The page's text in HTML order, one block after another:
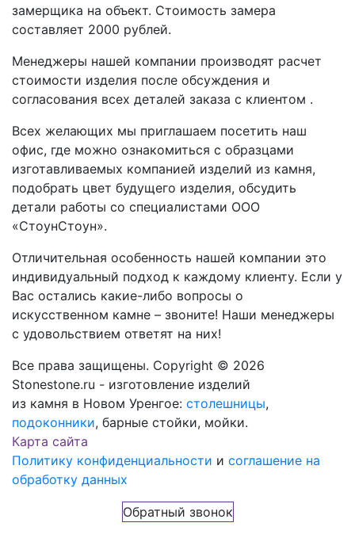
замерщика на объект. Стоимость замера
составляет 2000 рублей.
Менеджеры нашей компании производят расчет
стоимости изделия после обсуждения и
согласования всех деталей заказа с клиентом .
Всех желающих мы приглашаем посетить наш
офис, где можно ознакомиться с образцами
изготавливаемых компанией изделий из камня,
подобрать цвет будущего изделия, обсудить
детали работы со специалистами ООО
«СтоунСтоун».
Отличительная особенность нашей компании это
индивидуальный подход к каждому клиенту. Если у
Вас остались какие-либо вопросы о
искусственном камне – звоните! Наши менеджеры
с удовольствием ответят на них!
Все права защищены. Copyright © 2026
Stonestone.ru - изготовление изделий
из камня в Новом Уренгое: столешницы,
подоконники, барные стойки, мойки.
Карта сайта
Политику конфиденциальности и соглашение на
обработку данных
Обратный звонок